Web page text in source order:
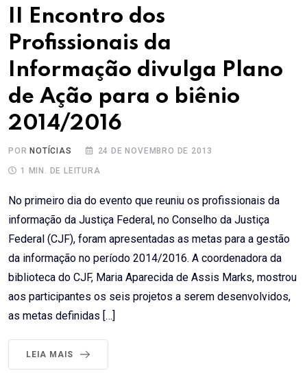
II Encontro dos
Profissionais da
Informação divulga Plano
de Ação para o biênio
2014/2016
POR NOTÍCIAS 24 DE NOVEMBRO DE 2013
1 MIN. DE LEITURA
No primeiro dia do evento que reuniu os profissionais da
informação da Justiça Federal, no Conselho da Justiça
Federal (CJF), foram apresentadas as metas para a gestão
da informação no período 2014/2016. A coordenadora da
biblioteca do CJF, Maria Aparecida de Assis Marks, mostrou
aos participantes os seis projetos a serem desenvolvidos,
as metas definidas […]
LEIA MAIS